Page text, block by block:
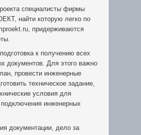
специалисты фирмы
найти которую легко по
придерживаются
к получению всех
документов. Для этого важно
провести инженерные
техническое задание,
условия для
подключения инженерных
документации, дело за